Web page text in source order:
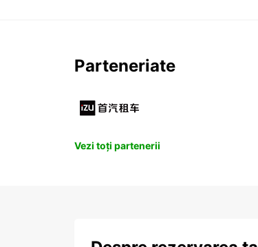
Parteneriate
Vezi toți partenerii